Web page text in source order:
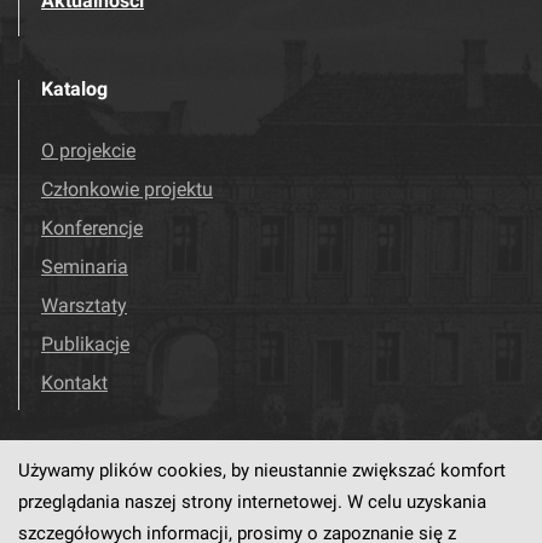
Katalog
O projekcie
Członkowie projektu
Konferencje
Seminaria
Warsztaty
Publikacje
Kontakt
Odwiedź nas! Facebook
Używamy plików cookies, by nieustannie zwiększać komfort
przeglądania naszej strony internetowej. W celu uzyskania
szczegółowych informacji, prosimy o zapoznanie się z